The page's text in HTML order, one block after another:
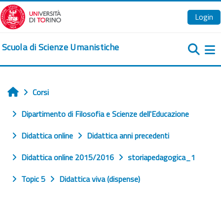
Vai al contenuto principale
Login
Scuola di Scienze Umanistiche
Home
Corsi
Dipartimento di Filosofia e Scienze dell'Educazione
Didattica online
Didattica anni precedenti
Didattica online 2015/2016
storiapedagogica_1
Topic 5
Didattica viva (dispense)